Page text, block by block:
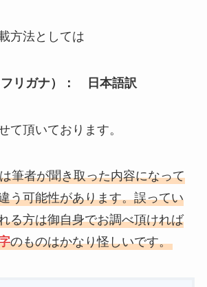
方法としては
リガナ）： 日本語訳
て頂いております。
筆者が聞き取った内容になって
う可能性があります。誤ってい
る方は御自身でお調べ頂ければ
のものはかなり怪しいです。